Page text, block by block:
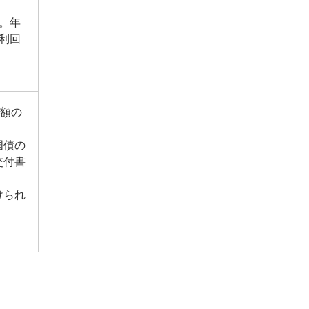
年
回
の
債の
付書
られ